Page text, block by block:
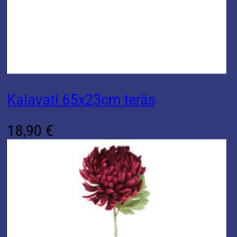
Kalavati 65x23cm teräs
18,90 €